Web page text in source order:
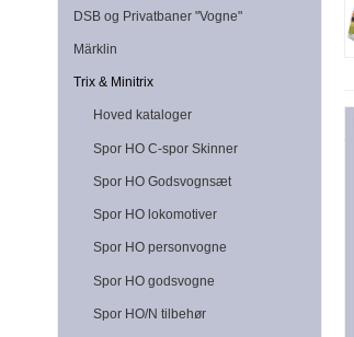
DSB og Privatbaner "Vogne"
Märklin
Trix & Minitrix
Hoved kataloger
Spor HO C-spor Skinner
Spor HO Godsvognsæt
Spor HO lokomotiver
Spor HO personvogne
Spor HO godsvogne
Spor HO/N tilbehør